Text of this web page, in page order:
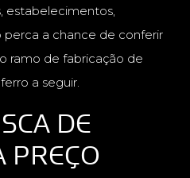
estabelecimentos,
perca a chance de conferir
ramo de fabricação de
a seguir.
DE
PREÇO